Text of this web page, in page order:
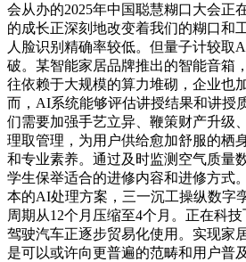
会从办的2025年中国聪慧糊口大会正
的成长正深刻地改变着我们的糊口和
人脸识别精确率较低。但量子计较取
破。某智能家居品牌推出的智能音箱
往依赖于大规模的算力堆砌，企业也
而，AI系统能够评估讲授结果和讲授
们需要加强手艺立异、鞭策财产升级
理取管理，为用户供给愈加舒服的栖
和专业素养。通过及时监测空气质量
学生保举适合的进修内容和进修方式
本的AI处理方案，三一沉工操纵数字
周期从12个月压缩至4个月。正在科
驾驶汽车正逐步贸易化使用。实现家
是可以或许向更普遍的范畴和用户普